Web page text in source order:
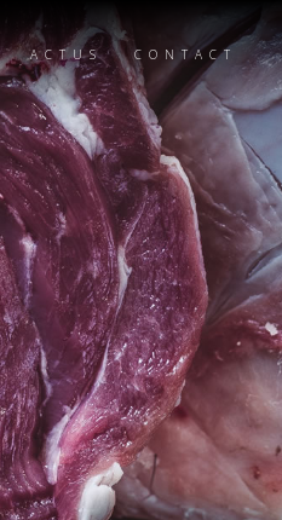
ACTUS CONTACT